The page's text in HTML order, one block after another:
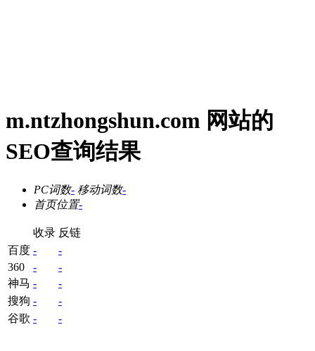
m.ntzhongshun.com 网站的
SEO查询结果
PC词数- 移动词数-
首页位置-
收录 反链
百度 -
-
360
-
-
神马 -
-
搜狗 -
-
谷歌 - -